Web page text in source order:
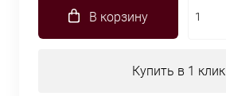
В корзину
Купить в 1 клик